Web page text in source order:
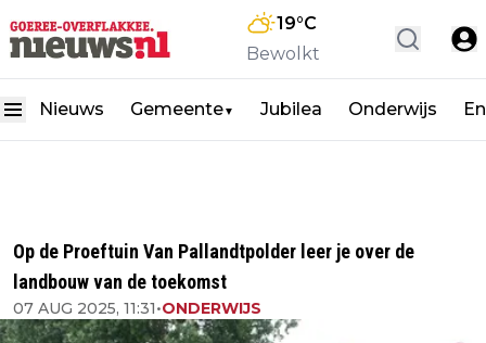
19°C
Bewolkt
Nieuws Gemeente▼ Jubilea Onderwijs
Op de Proeftuin Van Pallandtpolder leer je over de
landbouw van de toekomst
07 AUG 2025, 11:31•ONDERWIJS